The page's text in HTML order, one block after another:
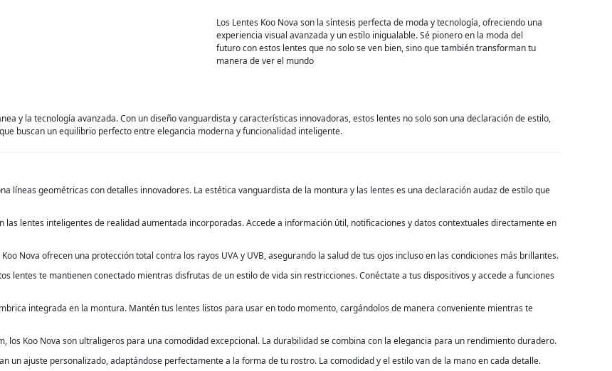
Los Lentes Koo Nova son la síntesis perfecta de moda y tecnología, ofreciendo una
experiencia visual avanzada y un estilo inigualable. Sé pionero en la moda del
futuro con estos lentes que no solo se ven bien, sino que también transforman tu
manera de ver el mundo
y la tecnología avanzada. Con un diseño vanguardista y características innovadoras, estos lentes no solo son una declaración de estilo,
buscan un equilibrio perfecto entre elegancia moderna y funcionalidad inteligente.
líneas geométricas con detalles innovadores. La estética vanguardista de la montura y las lentes es una declaración audaz de estilo que
lentes inteligentes de realidad aumentada incorporadas. Accede a información útil, notificaciones y datos contextuales directamente en
Nova ofrecen una protección total contra los rayos UVA y UVB, asegurando la salud de tus ojos incluso en las condiciones más brillantes.
lentes te mantienen conectado mientras disfrutas de un estilo de vida sin restricciones. Conéctate a tus dispositivos y accede a funciones
integrada en la montura. Mantén tus lentes listos para usar en todo momento, cargándolos de manera conveniente mientras te
Koo Nova son ultraligeros para una comodidad excepcional. La durabilidad se combina con la elegancia para un rendimiento duradero.
un ajuste personalizado, adaptándose perfectamente a la forma de tu rostro. La comodidad y el estilo van de la mano en cada detalle.